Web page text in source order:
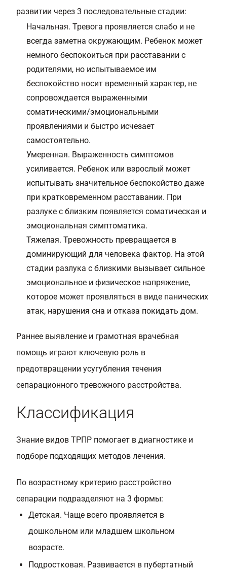
развитии через 3 последовательные стадии:
Начальная. Тревога проявляется слабо и не
всегда заметна окружающим. Ребенок может
немного беспокоиться при расставании с
родителями, но испытываемое им
беспокойство носит временный характер, не
сопровождается выраженными
соматическими/эмоциональными
проявлениями и быстро исчезает
самостоятельно.
Умеренная. Выраженность симптомов
усиливается. Ребенок или взрослый может
испытывать значительное беспокойство даже
при кратковременном расставании. При
разлуке с близким появляется соматическая и
эмоциональная симптоматика.
Тяжелая. Тревожность превращается в
доминирующий для человека фактор. На этой
стадии разлука с близкими вызывает сильное
эмоциональное и физическое напряжение,
которое может проявляться в виде панических
атак, нарушения сна и отказа покидать дом.
Раннее выявление и грамотная врачебная
помощь играют ключевую роль в
предотвращении усугубления течения
сепарационного тревожного расстройства.
Классификация
Знание видов ТРПР помогает в диагностике и
подборе подходящих методов лечения.
По возрастному критерию расстройство
сепарации подразделяют на 3 формы:
Детская. Чаще всего проявляется в
дошкольном или младшем школьном
возрасте.
Подростковая. Развивается в пубертатный